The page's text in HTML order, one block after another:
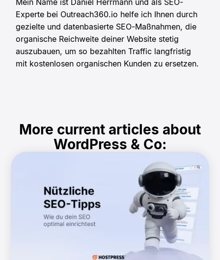
Experte bei Outreach360.io helfe ich Ihnen durch
gezielte und datenbasierte SEO-Maßnahmen, die
organische Reichweite deiner Website stetig
auszubauen, um so bezahlten Traffic langfristig
mit kostenlosen organischen Kunden zu ersetzen.
More current articles about
WordPress & Co: